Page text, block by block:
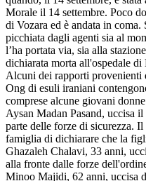
Morale il 14 settembre. Poco
di Vozara ed è andata in coma.
picchiata dagli agenti sia al
l’ha portata via, sia alla
dichiarata morta all'ospedale di
Alcuni dei rapporti
Ong di esuli iraniani
comprese alcune giovani
Aysan Madan Pasand, uccisa
parte delle forze di sicurezza.
famiglia di dichiarare che la
Ghazaleh Chalavi, 33 anni,
alla fronte dalle forze
Minoo Majidi, 62 anni, uccisa